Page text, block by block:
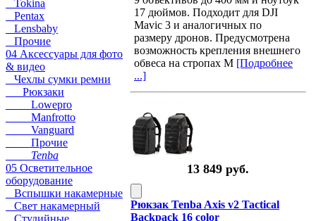
Tokina
Pentax
Lensbaby
Прочие
04 Аксессуары для фото
& видео
Чехлы сумки ремни
Рюкзаки
Lowepro
Manfrotto
Vanguard
Прочие
Tenba
05 Осветительное
оборудование
Вспышки накамерные
Свет накамерный
Студийные
17 дюймов. Подходит для DJI
Mavic 3 и аналогичных по
размеру дронов. Предусмотрена
возможность крепления внешнего
обвеса на стропах M [Подробнее
...]
13 849 руб.
Рюкзак Tenba Axis v2 Tactical
Backpack 16 color